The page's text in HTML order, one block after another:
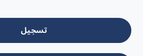
تسجيل